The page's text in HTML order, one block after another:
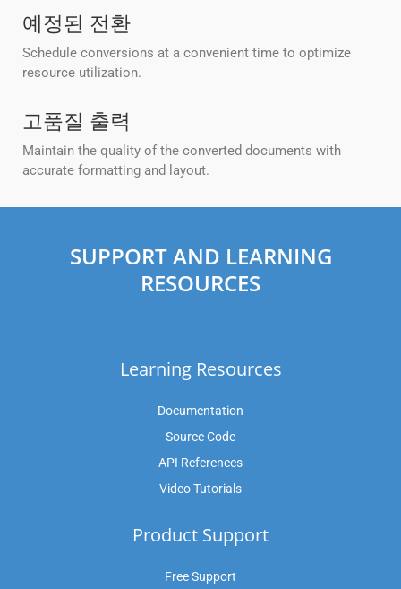
예정된 전환
Schedule conversions at a convenient time to optimize
resource utilization.
고품질 출력
Maintain the quality of the converted documents with
accurate formatting and layout.
SUPPORT AND LEARNING
RESOURCES
Learning Resources
Documentation
Source Code
API References
Video Tutorials
Product Support
Free Support